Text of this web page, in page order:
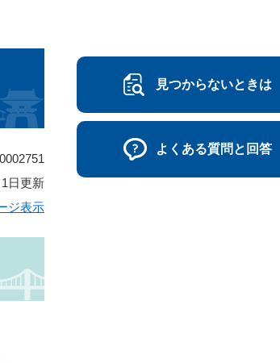
日更新
ジ表示
見つからないときは
よくある質問と回答